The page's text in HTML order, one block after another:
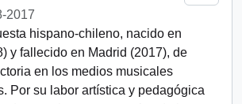
2017
hispano-chileno, nacido en
y fallecido en Madrid (2017), de
en los medios musicales
Por su labor artística y pedagógica